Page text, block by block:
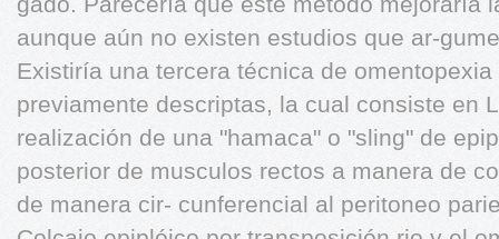
aunque aún no existen estudios que ar-
Existiría una tercera técnica de
previamente descriptas, la cual consiste en
realización de una "hamaca" o "sling" de
posterior de musculos rectos a manera de
de manera cir- cunferencial al peritoneo